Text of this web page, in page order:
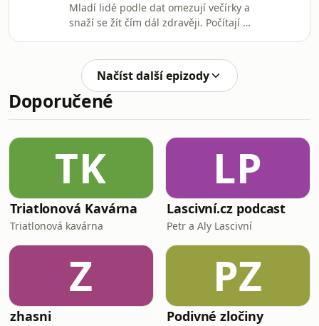
Mladí lidé podle dat omezují večírky a
snaží se žít čím dál zdravěji. Počítají si
Ze zdravého životního stylu se
postupně stává základní životní
hodnota. Tato posedlost zdravím
reaguje na stále se zvyšující stres,
Může za to administrativní zátěž,
všudypřítomná soutěživost,
sebekomodifikace
Načíst další epizody
Doporučené
TK
Triatlonová Kavárna
Triatlonová kavárna
LP
Lascivní.cz podcast
Petr a Aly Lascivní
Z
zhasni
PZ
Podivné zločiny